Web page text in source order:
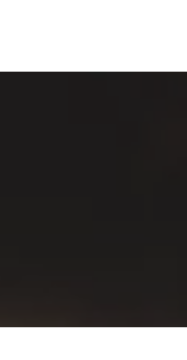
busca serviços e